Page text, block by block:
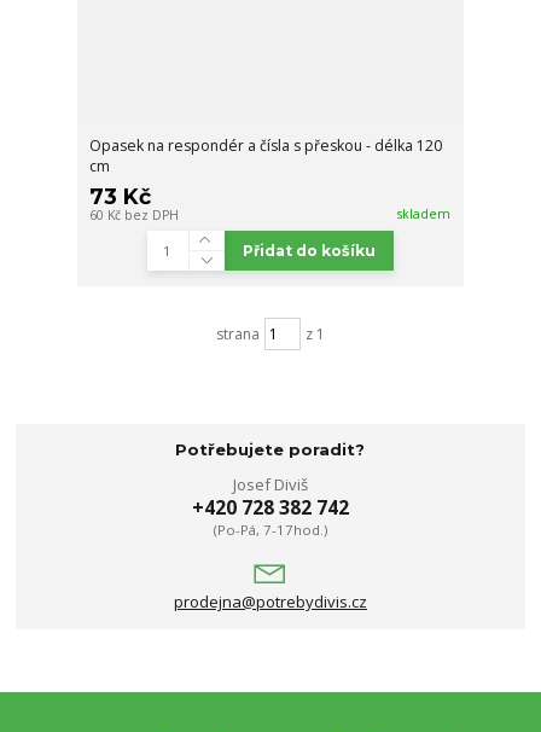
Opasek na respondér a čísla s přeskou - délka 120
cm
73 Kč
60 Kč bez DPH skladem
Přidat do košíku
strana z 1
Potřebujete poradit?
Josef Diviš
+420 728 382 742
(Po-Pá, 7-17hod.)
prodejna@potrebydivis.cz